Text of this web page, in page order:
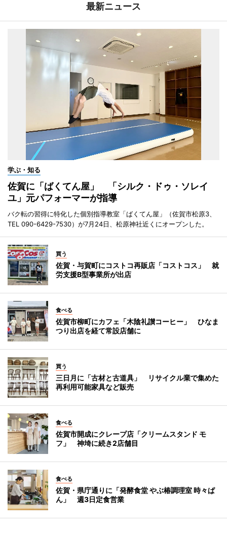
最新ニュース
学ぶ・知る
佐賀に「ばくてん屋」 「シルク・ドゥ・ソレイ
ユ」元パフォーマーが指導
バク転の習得に特化した個別指導教室「ばくてん屋」（佐賀市松原3、
TEL 090-6429-7530）が7月24日、松原神社近くにオープンした。
買う
佐賀・与賀町にコストコ再販店「コストコス」 就
労支援B型事業所が出店
食べる
佐賀市柳町にカフェ「木陰礼讃コーヒー」 ひなま
つり出店を経て常設店舗に
買う
三日月に「古材と古道具」 リサイクル業で集めた
再利用可能家具など販売
食べる
佐賀市開成にクレープ店「クリームスタンド モ
フ」 神埼に続き2店舗目
食べる
佐賀・県庁通りに「発酵食堂 やぶ椿調理室 時々ぱ
ん」 週3日定食営業